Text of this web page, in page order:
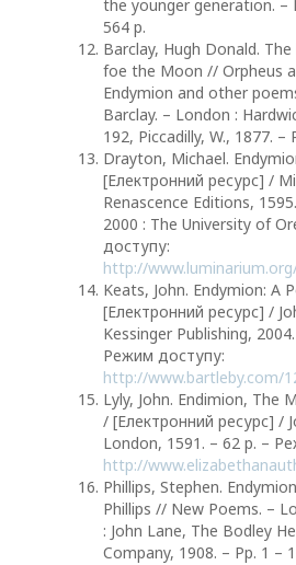
the younger generation. –
564 р.
Barclay, Hugh Donald.
foe the Moon // Orpheus
Endymion and other
Barclay. – London :
192, Piccadilly, W., 1877. –
Drayton, Michael.
[Електронний ресурс] /
Renascence Editions,
2000 : The University of
доступу:
http://
Keats, John. Endymion: A
[Електронний ресурс] /
Kessinger Publishing,
Режим доступу:
http://www.bartleby.com/
Lyly, John. Endimion, The
/ [Електронний ресурс] /
London, 1591. – 62 р. –
http://
Phillips, Stephen.
Phillips // New Poems. –
: John Lane, The Bodley
Company, 1908. – Pp. 1 –